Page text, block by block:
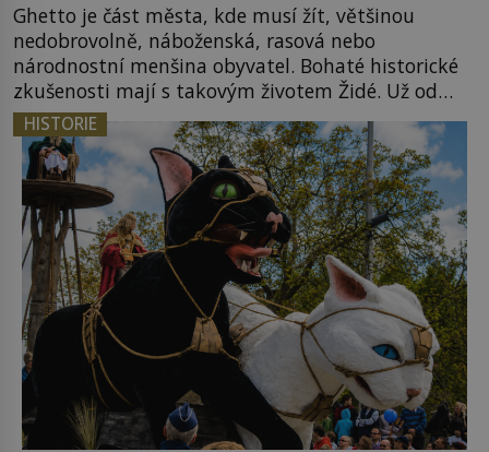
Ghetto je část města, kde musí žít, většinou
nedobrovolně, náboženská, rasová nebo
národnostní menšina obyvatel. Bohaté historické
zkušenosti mají s takovým životem Židé. Už od
středověku jsou totiž v každou chvíli nuceni v
nějakém žít. Mezi ty nejslavnější patří i římské
ghetto založené v roce 1555. Pokud jde o vztah
k Židům, nemá se Řím čím chlubit. […]
HISTORIE